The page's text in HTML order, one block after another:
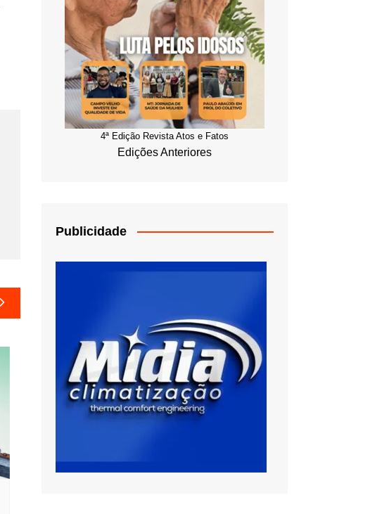
4ª Edição Revista Atos e Fatos
Edições Anteriores
Publicidade